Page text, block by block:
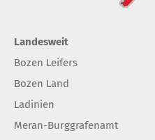
Landesweit
Bozen Leifers
Bozen Land
Ladinien
Meran-Burggrafenamt